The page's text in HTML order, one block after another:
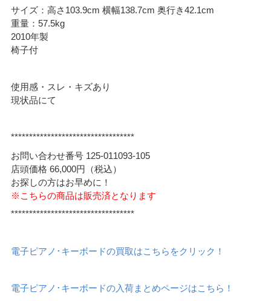
サイズ：高さ103.9cm 横幅138.7cm 奥行き42.1cm
重量：57.5kg
2010年製
椅子付
使用感・スレ・キズあり
現状品にて
**********************************
お問い合わせ番号 125-011093-105
店頭価格 66,000円（税込）
お探しの方はお早めに！
※こちらの商品は販売済となります
**********************************
電子ピアノ･キーボードの買取はこちらをクリック！
電子ピアノ･キーボードの入荷まとめページはこちら！